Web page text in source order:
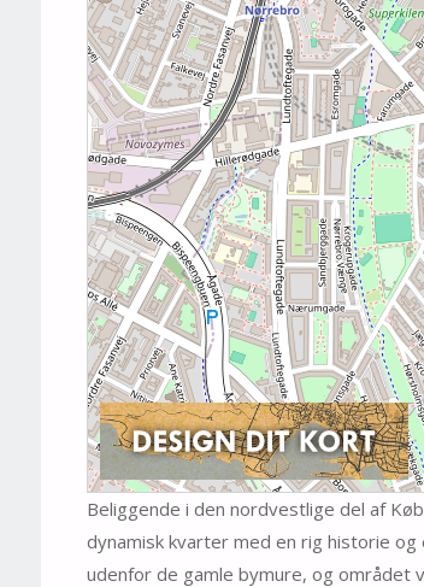
Beliggende i den nordvestlige del af
dynamisk kvarter med en rig historie
udenfor de gamle bymure, og området